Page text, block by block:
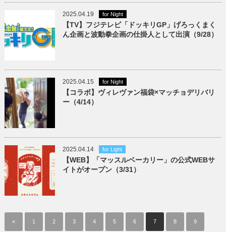
2025.04.19 for Night
【TV】フジテレビ「ドッキリGP」げろっくまく
ん企画と波動拳企画の仕掛人として出演（9/28）
2025.04.15 for Night
【コラボ】ヴィレヴァン福袋×マッチョデリバリ
ー（4/14）
2025.04.14 for Light
【WEB】「マッスルベーカリー」の公式WEBサ
イトがオープン（3/31）
« 1 2 3 4 5 6 7 8 9